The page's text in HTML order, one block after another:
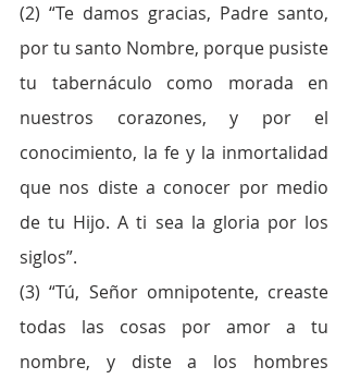
(2) “Te damos gracias, Padre santo,
por tu santo Nombre, porque pusiste
tu tabernáculo como morada en
nuestros corazones, y por el
conocimiento, la fe y la inmortalidad
que nos diste a conocer por medio
de tu Hijo. A ti sea la gloria por los
siglos”.
(3) “Tú, Señor omnipotente, creaste
todas las cosas por amor a tu
nombre, y diste a los hombres